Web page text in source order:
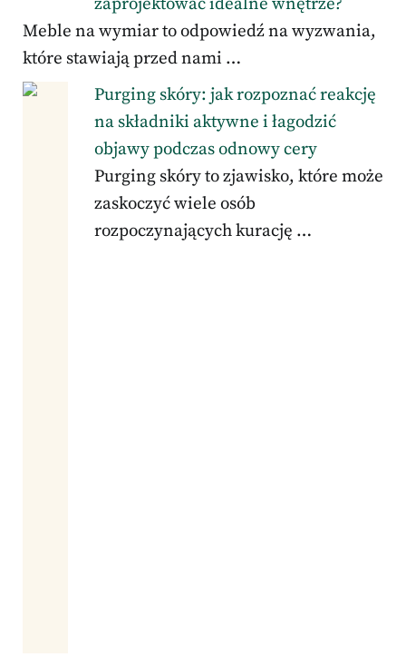
zaprojektować idealne wnętrze?
Meble na wymiar to odpowiedź na wyzwania,
które stawiają przed nami …
Purging skóry: jak rozpoznać reakcję
na składniki aktywne i łagodzić
objawy podczas odnowy cery
Purging skóry to zjawisko, które może
zaskoczyć wiele osób
rozpoczynających kurację …